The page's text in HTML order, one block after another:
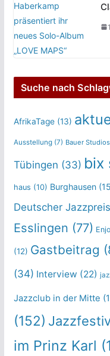
Suche nach
AfrikaTage(13)
Ausstellung(7) Bauer Studios
Tübingen (33) bix
haus (10) Burghausen
Deutscher Jazzpreis
Esslingen (77)
(12) Gastbeitrag
(34) Interview (22)
Jazzclub in der Mitte
(152)
im Prinz Karl